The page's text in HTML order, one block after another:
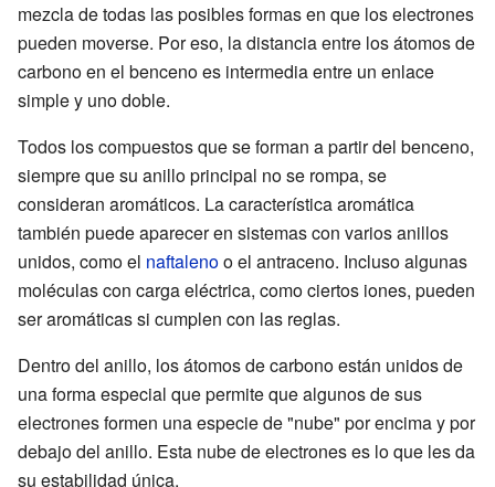
mezcla de todas las posibles formas en que los electrones
pueden moverse. Por eso, la distancia entre los átomos de
carbono en el benceno es intermedia entre un enlace
simple y uno doble.
Todos los compuestos que se forman a partir del benceno,
siempre que su anillo principal no se rompa, se
consideran aromáticos. La característica aromática
también puede aparecer en sistemas con varios anillos
unidos, como el naftalenoo el antraceno. Incluso algunas
moléculas con carga eléctrica, como ciertos iones, pueden
ser aromáticas si cumplen con las reglas.
Dentro del anillo, los átomos de carbono están unidos de
una forma especial que permite que algunos de sus
electrones formen una especie de "nube" por encima y por
debajo del anillo. Esta nube de electrones es lo que les da
su estabilidad única.